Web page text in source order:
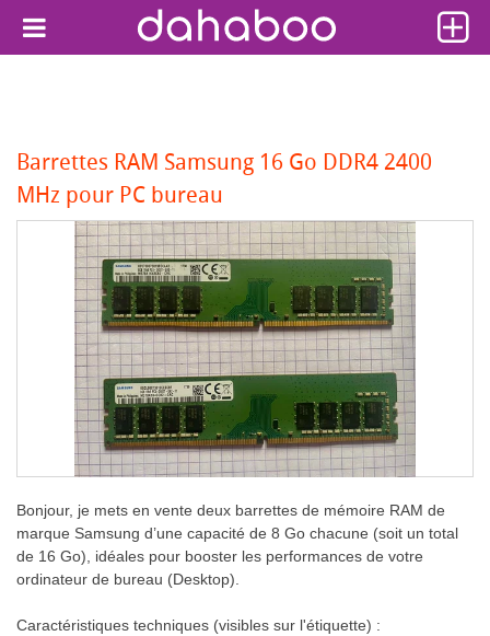
Barrettes RAM Samsung 16 Go DDR4 2400
MHz pour PC bureau
Bonjour, je mets en vente deux barrettes de mémoire RAM de
marque Samsung d’une capacité de 8 Go chacune (soit un total
de 16 Go), idéales pour booster les performances de votre
ordinateur de bureau (Desktop).
Caractéristiques techniques (visibles sur l'étiquette) :